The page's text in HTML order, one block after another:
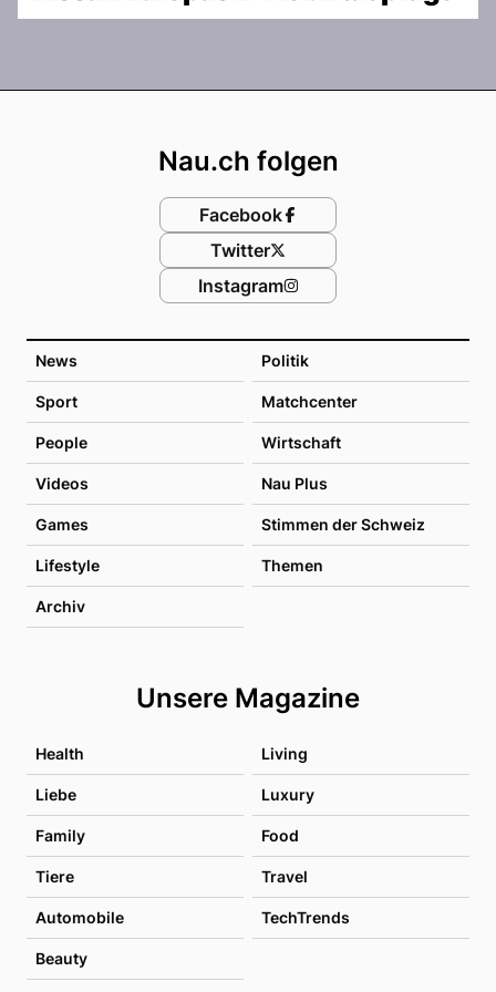
News Politik
Sport Matchcenter
People Wirtschaft
Videos Nau Plus
Games Stimmen der Schweiz
Lifestyle Themen
Archiv
Unsere Magazine
Health Living
Liebe Luxury
Family Food
Tiere Travel
Automobile TechTrends
Beauty
Nau.ch folgen
Facebook
Twitter
Instagram